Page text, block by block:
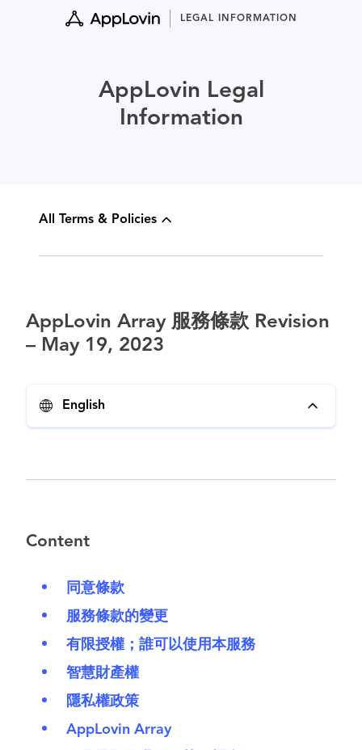
LEGAL INFORMATION
AppLovin Legal
Information
All Terms & Policies
AppLovin Array 服務條款 Revision
– May 19, 2023
English
Content
同意條款
服務條款的變更
有限授權；誰可以使用本服務
智慧財產權
隱私權政策
AppLovin Array